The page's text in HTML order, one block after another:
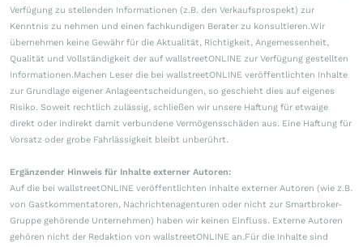
Verfügung zu stellenden Informationen (z.B. den Verkaufsprospekt) zur
Kenntnis zu nehmen und einen fachkundigen Berater zu konsultieren.Wir
übernehmen keine Gewähr für die Aktualität, Richtigkeit, Angemessenheit,
Qualität und Vollständigkeit der auf wallstreetONLINE zur Verfügung gestellten
Informationen.Machen Leser die bei wallstreetONLINE veröffentlichten Inhalte
zur Grundlage eigener Anlageentscheidungen, so geschieht dies auf eigenes
Risiko. Soweit rechtlich zulässig, schließen wir unsere Haftung für etwaige
direkt oder indirekt damit verbundene Vermögensschäden aus. Eine Haftung für
Vorsatz oder grobe Fahrlässigkeit bleibt unberührt.
Ergänzender Hinweis für Inhalte externer Autoren:
Auf die bei wallstreetONLINE veröffentlichten Inhalte externer Autoren (wie z.B.
von Gastkommentatoren, Nachrichtenagenturen oder nicht zur Smartbroker-
Gruppe gehörende Unternehmen) haben wir keinen Einfluss. Externe Autoren
gehören nicht der Redaktion von wallstreetONLINE an.Für die Inhalte sind